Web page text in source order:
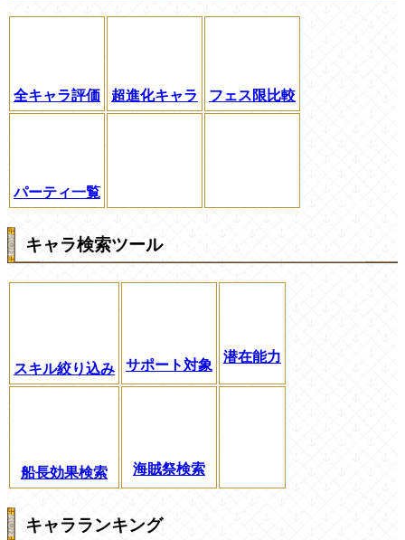
全キャラ評価 超進化キャラ フェス限比較
パーティ一覧
キャラ検索ツール
スキル絞り込み サポート対象
潜在能力
船長効果検索 海賊祭検索
キャラランキング